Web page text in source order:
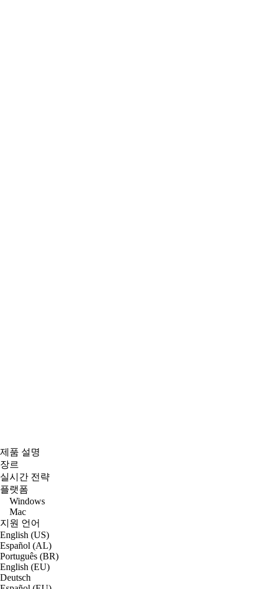
제품 설명
장르
실시간 전략
플랫폼
Windows
Mac
지원 언어
English (US)
Español (AL)
Português (BR)
English (EU)
Deutsch